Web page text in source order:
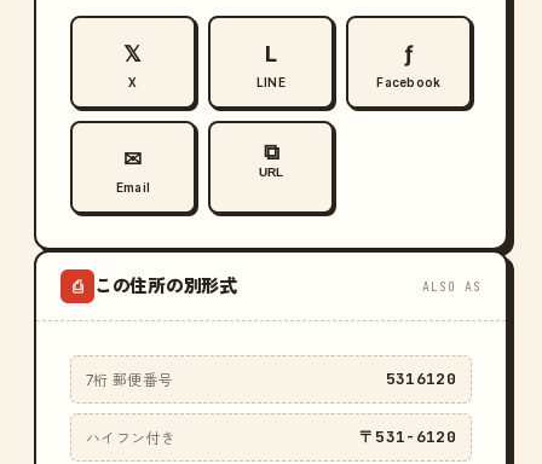
𝕏
X
L
LINE
ƒ
Facebook
✉
Email
⧉
URL
⎙ この住所の別形式 ALSO AS
7桁 郵便番号 5316120
ハイフン付き 〒531-6120